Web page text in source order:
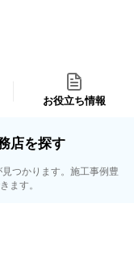
お役立ち情報
店を探す
つかります。施工事例豊
ます。